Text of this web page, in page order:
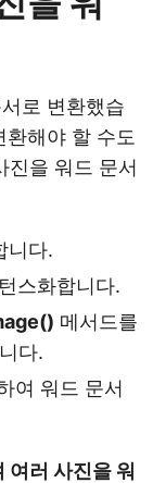
로 변환했습
해야 할 수도
진을 워드 문서
니다.
스화합니다.
메서드를
다.
여 워드 문서
러 사진을 워